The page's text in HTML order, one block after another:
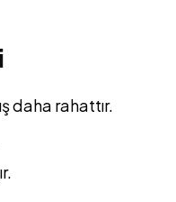
daha rahattır.